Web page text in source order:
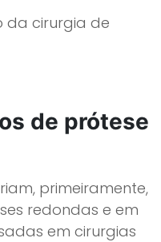
da cirurgia de
de prótese
primeiramente,
redondas e em
em cirurgias